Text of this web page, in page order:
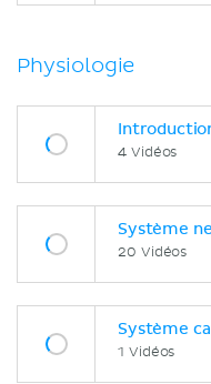
Physiologie
4 Vidéos
Système
20 Vidéos
Système
1 Vidéos